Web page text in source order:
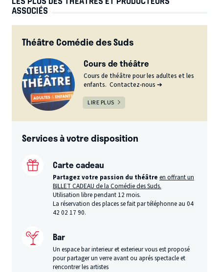
ASSOCIÉS
Théâtre Comédie des Suds
Cours de théâtre
Cours de théâtre pour les adultes et les
enfants. Contactez-nous ➔
LIRE PLUS
Services à votre disposition
Carte cadeau
Partagez votre passion du théâtre en offrant un
BILLET CADEAU de la Comédie des Suds.
Utilisation libre pendant 12 mois.
La réservation des places se fait par téléphonne au 04
42 02 17 90.
Bar
Un espace bar interieur et exterieur vous est proposé
pour partager un verre avant ou aprés spectacle et
rencontrer les artistes